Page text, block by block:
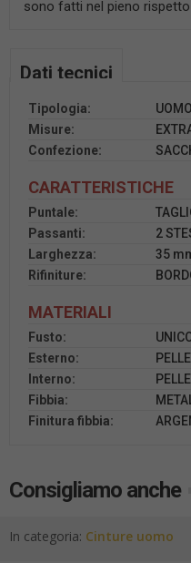
sono fatti nel pieno
Dati tecnici
Tipologia:
UOMO
Misure:
Confezione:
CARATTERISTICHE
Puntale:
Passanti:
2
Larghezza:
35
Rifiniture:
MATERIALI
Fusto:
Esterno:
PELLE
Interno:
PELLE
Fibbia:
Finitura fibbia:
Consigliamo anche
In categoria: Cinture uomo